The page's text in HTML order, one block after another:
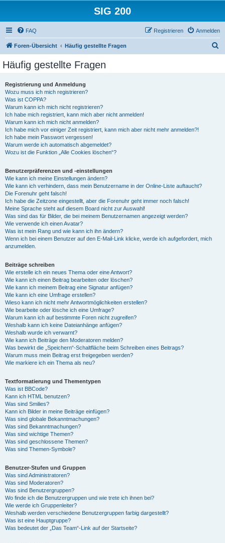
SIG 200
FAQ Anmelden
Registrieren
Foren-Übersicht Häufig gestellte Fragen
Häufig gestellte Fragen
Registrierung und Anmeldung
Wozu muss ich mich registrieren?
Was ist COPPA?
Warum kann ich mich nicht registrieren?
Ich habe mich registriert, kann mich aber nicht anmelden!
Warum kann ich mich nicht anmelden?
Ich habe mich vor einiger Zeit registriert, kann mich aber nicht mehr anmelden?!
Ich habe mein Passwort vergessen!
Warum werde ich automatisch abgemeldet?
Wozu ist die Funktion „Alle Cookies löschen“?
Benutzerpräferenzen und -einstellungen
Wie kann ich meine Einstellungen ändern?
Wie kann ich verhindern, dass mein Benutzername in der Online-Liste auftaucht?
Die Forenuhr geht falsch!
Ich habe die Zeitzone eingestellt, aber die Forenuhr geht immer noch falsch!
Meine Sprache steht auf diesem Board nicht zur Auswahl!
Was sind das für Bilder, die bei meinem Benutzernamen angezeigt werden?
Wie verwende ich einen Avatar?
Was ist mein Rang und wie kann ich ihn ändern?
Wenn ich bei einem Benutzer auf den E-Mail-Link klicke, werde ich aufgefordert, mich
anzumelden.
Beiträge schreiben
Wie erstelle ich ein neues Thema oder eine Antwort?
Wie kann ich einen Beitrag bearbeiten oder löschen?
Wie kann ich meinem Beitrag eine Signatur anfügen?
Wie kann ich eine Umfrage erstellen?
Wieso kann ich nicht mehr Antwortmöglichkeiten erstellen?
Wie bearbeite oder lösche ich eine Umfrage?
Warum kann ich auf bestimmte Foren nicht zugreifen?
Weshalb kann ich keine Dateianhänge anfügen?
Weshalb wurde ich verwarnt?
Wie kann ich Beiträge den Moderatoren melden?
Was bewirkt die „Speichern“-Schaltfläche beim Schreiben eines Beitrags?
Warum muss mein Beitrag erst freigegeben werden?
Wie markiere ich ein Thema als neu?
Textformatierung und Thementypen
Was ist BBCode?
Kann ich HTML benutzen?
Was sind Smilies?
Kann ich Bilder in meine Beiträge einfügen?
Was sind globale Bekanntmachungen?
Was sind Bekanntmachungen?
Was sind wichtige Themen?
Was sind geschlossene Themen?
Was sind Themen-Symbole?
Benutzer-Stufen und Gruppen
Was sind Administratoren?
Was sind Moderatoren?
Was sind Benutzergruppen?
Wo finde ich die Benutzergruppen und wie trete ich ihnen bei?
Wie werde ich Gruppenleiter?
Weshalb werden verschiedene Benutzergruppen farbig dargestellt?
Was ist eine Hauptgruppe?
Was bedeutet der „Das Team“-Link auf der Startseite?